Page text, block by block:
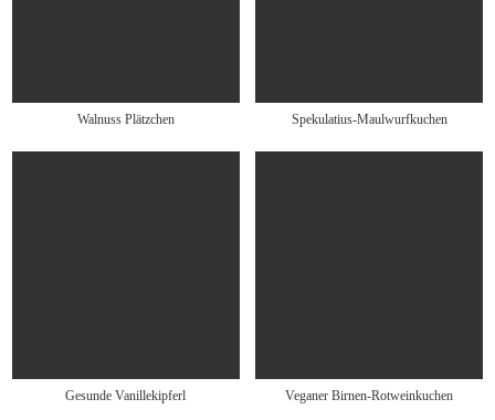
Walnuss Plätzchen Spekulatius-Maulwurfkuchen
Gesunde Vanillekipferl Veganer Birnen-Rotweinkuchen